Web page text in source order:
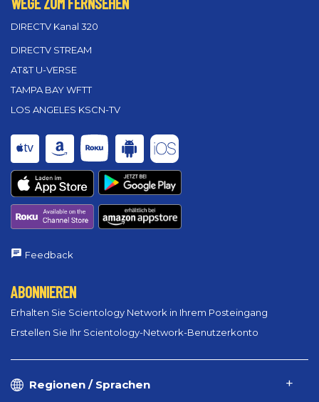
DIRECTV Kanal 320
DIRECTV STREAM
AT&T U-VERSE
TAMPA BAY WFTT
LOS ANGELES KSCN-TV
Feedback
ABONNIEREN
Erhalten Sie Scientology Network in Ihrem Posteingang
Erstellen Sie Ihr Scientology-Network-Benutzerkonto
Regionen / Sprachen